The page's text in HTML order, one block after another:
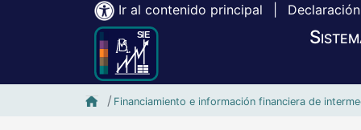
Ir al contenido principal
Inicio SIE-Banxico
Financiamiento e información financiera de